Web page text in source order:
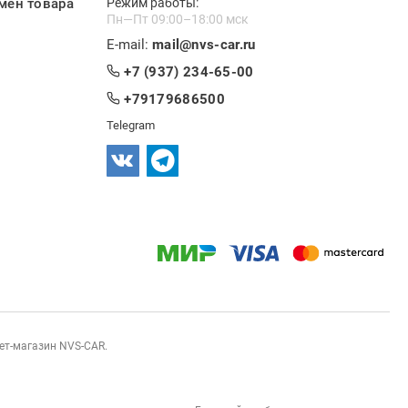
товара
Пн—Пт 09:00–18:00 мск
E-mail: mail@nvs-car.ru
+7 (937) 234-65-00
+79179686500
Telegram
магазин NVS-CAR.